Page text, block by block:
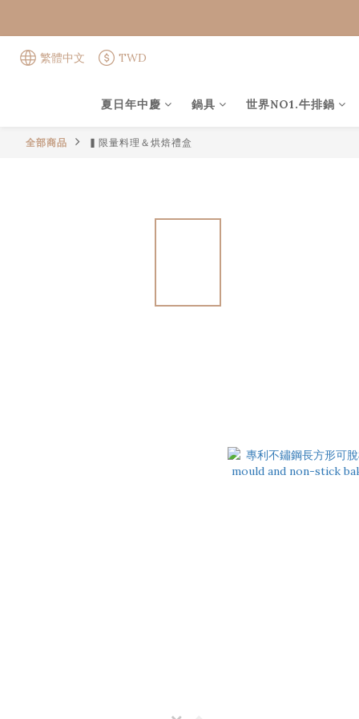
繁體中文 TWD
夏日年中慶 鍋具 世界NO1.牛排鍋
全部商品 ▍限量料理＆烘焙禮盒